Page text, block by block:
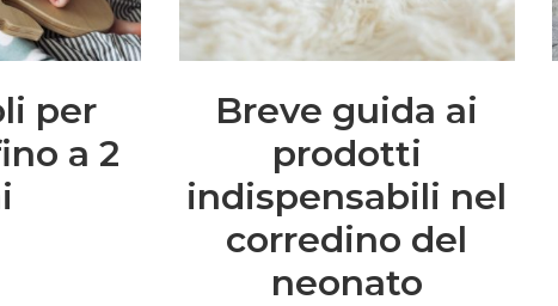
per
a 2
Breve guida ai
prodotti
indispensabili nel
corredino del
neonato